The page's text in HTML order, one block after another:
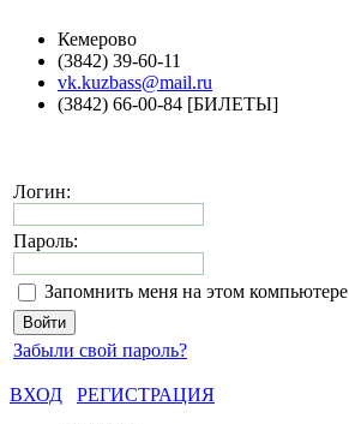
Кемерово
(3842) 39-60-11
vk.kuzbass@mail.ru
(3842) 66-00-84 [БИЛЕТЫ]
Логин:
Пароль:
Запомнить меня на этом компьютере
Забыли свой пароль?
ВХОД
РЕГИСТРАЦИЯ